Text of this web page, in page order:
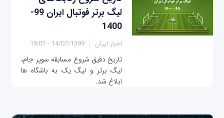
لیگ برتر فوتبال ایران 99-
1400
اخبار ایران 14/07/1399 - 19:07
تاریخ دقیق شروع مسابقه سوپر جام،
لیگ برتر و لیگ یک به باشگاه ها
ابلاغ شد.